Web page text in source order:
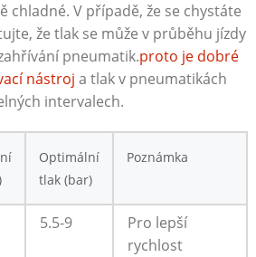
chladné. V případě, že se chystáte
že tlak se může v průběhu jízdy
pneumatik.proto je dobré
nástroj a tlak v pneumatikách
intervalech.
Optimální
tlak (bar)
Poznámka
5.5-9
Pro lepší
rychlost